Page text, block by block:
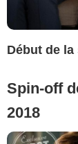
Début de la
Spin-off
2018